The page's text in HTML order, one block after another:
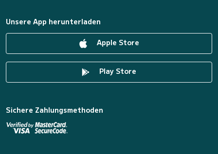
Unsere App herunterladen
Apple Store
Play Store
Sichere Zahlungsmethoden